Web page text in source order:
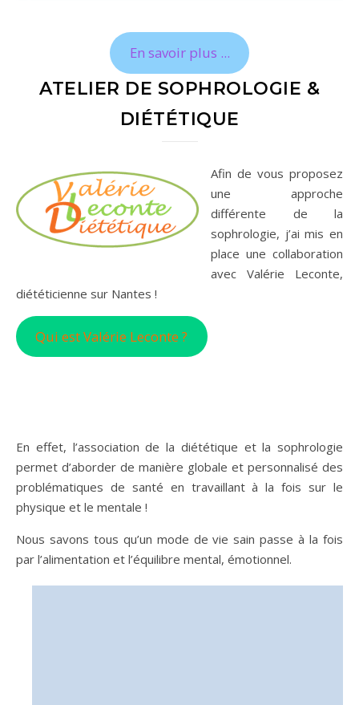
En savoir plus ...
ATELIER DE SOPHROLOGIE &
DIÉTÉTIQUE
Afin de vous proposez
une approche
différente de la
sophrologie, j’ai mis en
place une collaboration
avec Valérie Leconte,
diététicienne sur Nantes !
Qui est Valérie Leconte ?
En effet, l’association de la diététique et la sophrologie
permet d’aborder de manière globale et personnalisé des
problématiques de santé en travaillant à la fois sur le
physique et le mentale !
Nous savons tous qu’un mode de vie sain passe à la fois
par l’alimentation et l’équilibre mental, émotionnel.